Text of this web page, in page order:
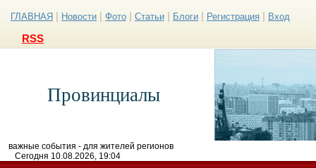
ГЛАВНАЯ Новости Фото Статьи Блоги Регистрация Вход
RSS
Провинциалы
важные события - для жителей регионов
Сегодня 10.08.2026, 19:04